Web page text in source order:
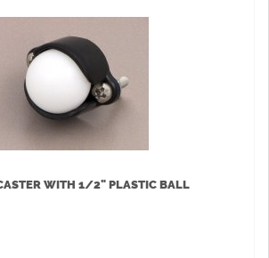
WITH 1/2" PLASTIC BALL